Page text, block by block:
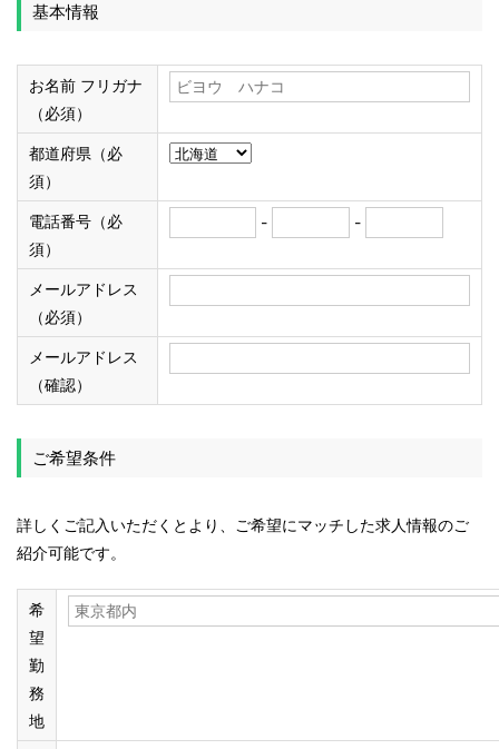
基本情報
お名前 フリガナ
（必須）
都道府県（必
須）
電話番号（必
須）
- -
メールアドレス
（必須）
メールアドレス
（確認）
ご希望条件
詳しくご記入いただくとより、ご希望にマッチした求人情報のご
紹介可能です。
希
望
勤
務
地